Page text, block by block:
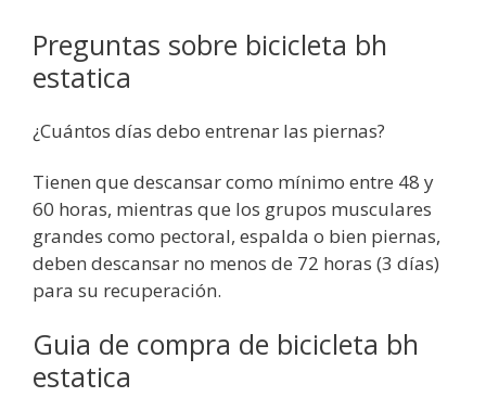
Preguntas sobre bicicleta bh
estatica
¿Cuántos días debo entrenar las piernas?
Tienen que descansar como mínimo entre 48 y
60 horas, mientras que los grupos musculares
grandes como pectoral, espalda o bien piernas,
deben descansar no menos de 72 horas (3 días)
para su recuperación.
Guia de compra de bicicleta bh
estatica